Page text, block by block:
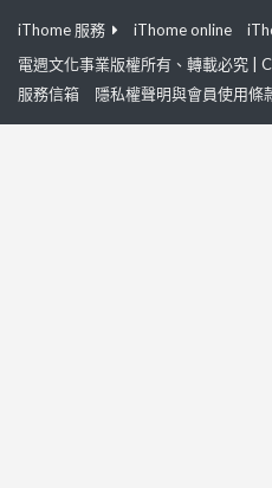
iThome 服務 iThome online
電週文化事業版權所有、轉載必究 |
服務信箱
隱私權聲明與會員使用條